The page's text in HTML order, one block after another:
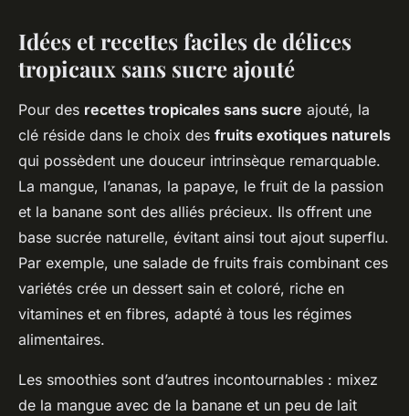
Idées et recettes faciles de délices
tropicaux sans sucre ajouté
Pour des recettes tropicales sans sucre ajouté, la
clé réside dans le choix des fruits exotiques naturels
qui possèdent une douceur intrinsèque remarquable.
La mangue, l’ananas, la papaye, le fruit de la passion
et la banane sont des alliés précieux. Ils offrent une
base sucrée naturelle, évitant ainsi tout ajout superflu.
Par exemple, une salade de fruits frais combinant ces
variétés crée un dessert sain et coloré, riche en
vitamines et en fibres, adapté à tous les régimes
alimentaires.
Les smoothies sont d’autres incontournables : mixez
de la mangue avec de la banane et un peu de lait